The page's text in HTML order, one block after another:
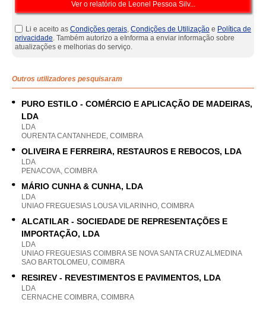
Li e aceito as Condições gerais, Condições de Utilização e Política de
privacidade. Também autorizo a eInforma a enviar informação sobre
atualizações e melhorias do serviço.
Outros utilizadores pesquisaram
PURO ESTILO - COMÉRCIO E APLICAÇÃO DE MADEIRAS,
LDA
LDA
OURENTA CANTANHEDE, COIMBRA
OLIVEIRA E FERREIRA, RESTAUROS E REBOCOS, LDA
LDA
PENACOVA, COIMBRA
MÁRIO CUNHA & CUNHA, LDA
LDA
UNIAO FREGUESIAS LOUSA VILARINHO, COIMBRA
ALCATILAR - SOCIEDADE DE REPRESENTAÇÕES E
IMPORTAÇÃO, LDA
LDA
UNIAO FREGUESIAS COIMBRA SE NOVA SANTA CRUZ ALMEDINA
SAO BARTOLOMEU, COIMBRA
RESIREV - REVESTIMENTOS E PAVIMENTOS, LDA
LDA
CERNACHE COIMBRA, COIMBRA